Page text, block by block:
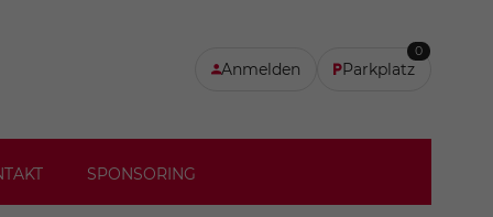
Anmelden Parkplatz
0
SPONSORING